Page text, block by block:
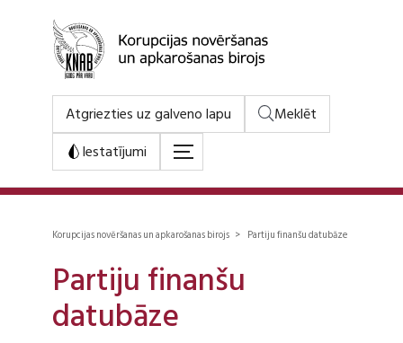
Atgriezties uz galveno lapu
Meklēt
Iestatījumi
Korupcijas novēršanas un apkarošanas birojs > Partiju finanšu datubāze
Partiju finanšu
datubāze